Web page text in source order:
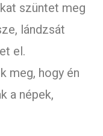
szüntet meg
lándzsát
el.
meg, hogy én
a népek,